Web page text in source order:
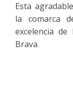
Esta
la comarca
excelencia
Brava.